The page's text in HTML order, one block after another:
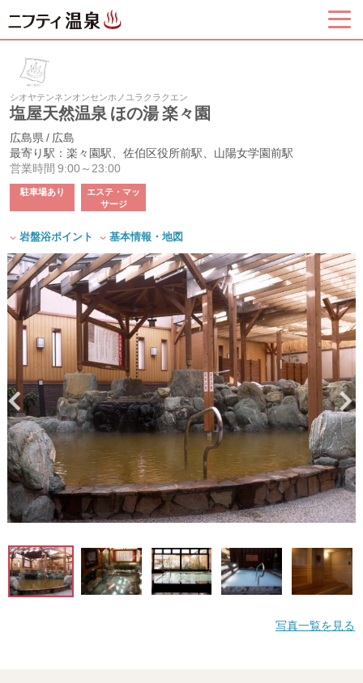
シオヤテンネンオンセンホノユラクラクエン
塩屋天然温泉 ほの湯 楽々園
広島県 / 広島
最寄り駅：楽々園駅、佐伯区役所前駅、山陽女学園前駅
営業時間 9:00～23:00
駐車場あり
エステ・マッ
サージ
岩盤浴ポイント 基本情報・地図
写真一覧を見る